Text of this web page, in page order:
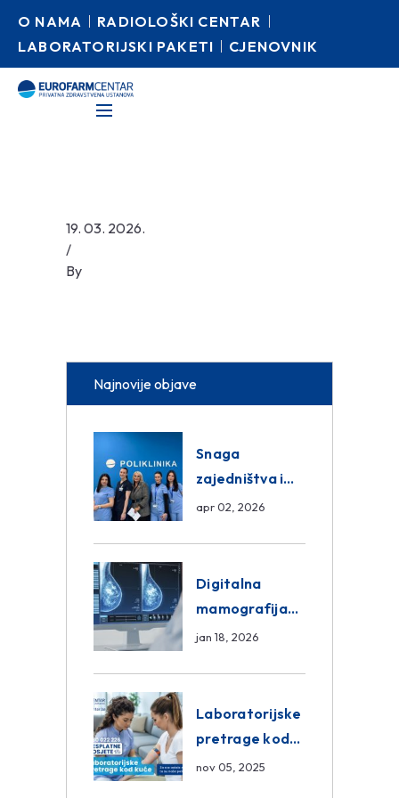
O NAMA
RADIOLOŠKI CENTAR
LABORATORIJSKI PAKETI
CJENOVNIK
19. 03. 2026.
/
By
Najnovije objave
Snaga
zajedništva i
razmjena
Group
apr 02, 2026
Digitalna
mamografija
Sarajevo –
Centar
Poliklinika
jan 18, 2026
Laboratorijske
pretrage kod
kuće – novo u
nov 05, 2025